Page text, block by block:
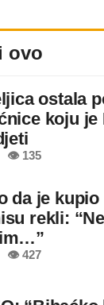
ovo
ostala
koju
👁 135
da je
rekli:
👁 427